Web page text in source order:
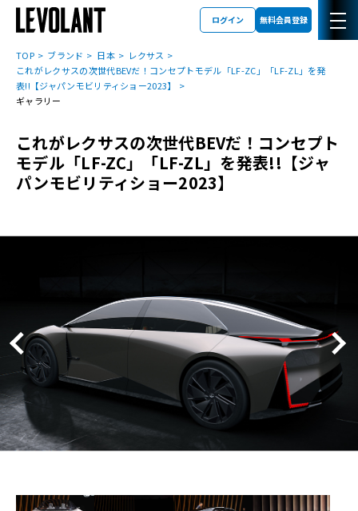
ログイン 無料会員登録
TOP ブランド 日本
レクサス
これがレクサスの次世代BEVだ！コンセプトモデル「LF-ZC」「LF-ZL」を発
表!!【ジャパンモビリティショー2023】
ギャラリー
これがレクサスの次世代BEVだ！コンセプト
モデル「LF-ZC」「LF-ZL」を発表!!【ジャ
パンモビリティショー2023】